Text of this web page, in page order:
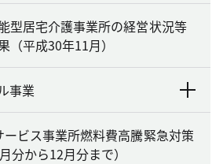
型居宅介護事業所の経営状況等
（平成30年11月）
事業
ビス事業所燃料費高騰緊急対策
分から12月分まで）